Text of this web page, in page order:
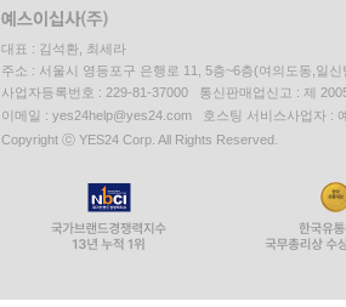
대표 : 김석환, 최세라
주소 : 서울시 영등포구 은행로 11, 5층~6층(여의도동,일신
사업자등록번호 : 229-81-37000 통신판매업신고 : 제
이메일 : yes24help@yes24.com 호스팅 서비스사업자 :
Copyright ⓒ YES24 Corp. All Rights Reserved.